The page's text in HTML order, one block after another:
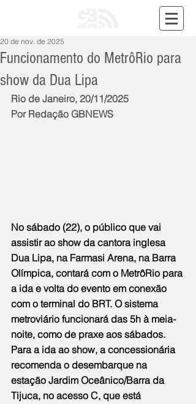
Funcionamento do MetrôRio para
show da Dua Lipa
20 de nov. de 2025
Rio de Janeiro, 20/11/2025
Por Redação GBNEWS
No sábado (22), o público que vai
assistir ao show da cantora inglesa
Dua Lipa, na Farmasi Arena, na Barra
Olímpica, contará com o MetrôRio para
a ida e volta do evento em conexão
com o terminal do BRT. O sistema
metroviário funcionará das 5h à meia-
noite, como de praxe aos sábados.
Para a ida ao show, a concessionária
recomenda o desembarque na
estação Jardim Oceânico/Barra da
Tijuca, no acesso C, que está